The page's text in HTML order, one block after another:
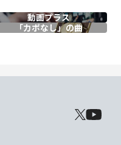
動画プラス
「カポなし」の曲